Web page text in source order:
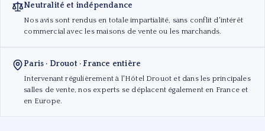
Neutralité et indépendance
Nos avis sont rendus en totale impartialité, sans conflit d'intérêt
commercial avec les maisons de vente ou les marchands.
Paris · Drouot · France entière
Intervenant régulièrement à l'Hôtel Drouot et dans les principales
salles de vente, nos experts se déplacent également en France et
en Europe.